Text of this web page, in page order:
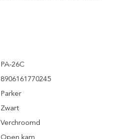
PA-26C
8906161770245
Parker
Zwart
Verchroomd
Open kam